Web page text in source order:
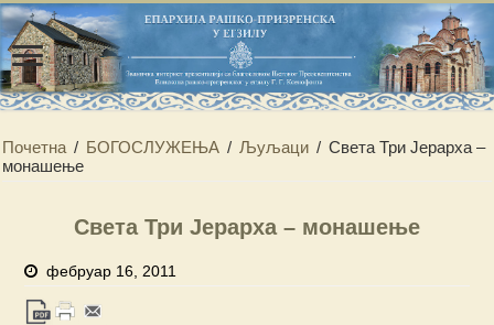
Почетна / БОГОСЛУЖЕЊА / Љуљаци / Света Три Јерарха –
монашење
Света Три Јерарха – монашење
фебруар 16, 2011